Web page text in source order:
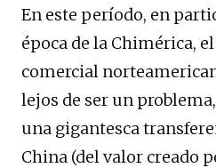
En este período, en
época de la Chimérica,
comercial
lejos de ser un
una gigantesca
China (del valor creado